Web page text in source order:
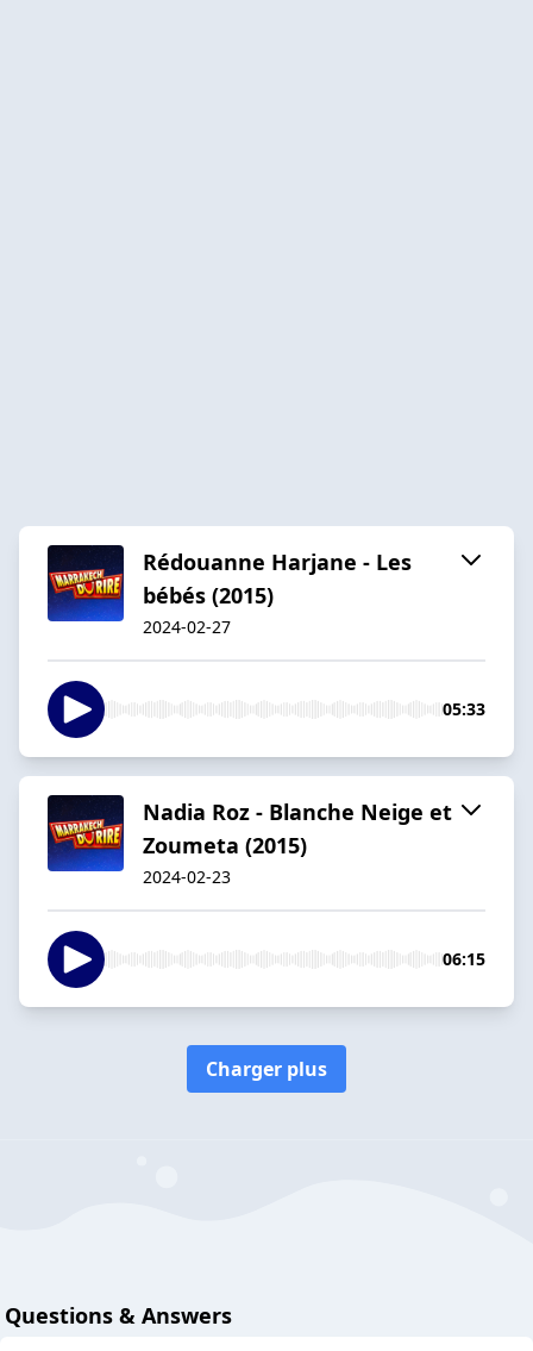
Rédouanne Harjane - Les
bébés (2015)
2024-02-27
05:33
Nadia Roz - Blanche Neige et
Zoumeta (2015)
2024-02-23
06:15
Charger plus
Questions & Answers